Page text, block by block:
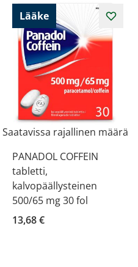
Lääke
Saatavissa rajallinen määrä
PANADOL COFFEIN
tabletti,
kalvopäällysteinen
500/65 mg 30 fol
13,68 €